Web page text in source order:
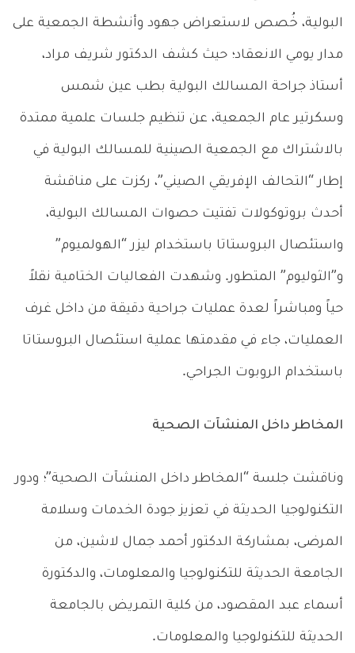
البولية، خُصص لاستعراض جهود وأنشطة الجمعية على
مدار يومي الانعقاد؛ حيث كشف الدكتور شريف مراد،
أستاذ جراحة المسالك البولية بطب عين شمس
وسكرتير عام الجمعية، عن تنظيم جلسات علمية ممتدة
بالاشتراك مع الجمعية الصينية للمسالك البولية في
إطار “التحالف الإفريقي الصيني”، ركزت على مناقشة
أحدث بروتوكولات تفتيت حصوات المسالك البولية،
واستئصال البروستاتا باستخدام ليزر “الهولميوم”
و”الثوليوم” المتطور. وشهدت الفعاليات الختامية نقلاً
حياً ومباشراً لعدة عمليات جراحية دقيقة من داخل غرف
العمليات، جاء في مقدمتها عملية استئصال البروستاتا
باستخدام الروبوت الجراحي.
المخاطر داخل المنشآت الصحية
وناقشت جلسة “المخاطر داخل المنشآت الصحية”؛ ودور
التكنولوجيا الحديثة في تعزيز جودة الخدمات وسلامة
المرضى، بمشاركة الدكتور أحمد جمال لاشين، من
الجامعة الحديثة للتكنولوجيا والمعلومات، والدكتورة
أسماء عبد المقصود، من كلية التمريض بالجامعة
الحديثة للتكنولوجيا والمعلومات.